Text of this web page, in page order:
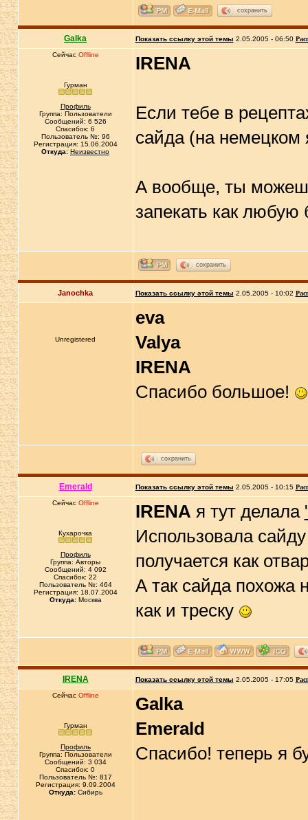
сохранить
Galka Показать ссылку этой темы 2.05.2005 - 06:50
Сейчас Offline
Гурман
Профиль
Группа: Пользователи
Сообщений: 6 526
Спасибок: 6
Пользователь №: 96
Регистрация: 15.06.2004
Откуда: Неизвестно
IRENA
Если тебе в
сайда (на немецком
А вообще, ты
запекать как
сохранить
Janochka Показать ссылку этой темы 2.05.2005 - 10:02
Unregistered
eva
Valya
IRENA
Спасибо большое!
сохранить
Emerald Показать ссылку этой темы 2.05.2005 - 10:15
Сейчас Offline
Кухарочка
Профиль
Группа: Авторы
Сообщений: 4 092
Спасибок: 22
Пользователь №: 464
Регистрация: 18.07.2004
Откуда:Москва
IRENA я тут делала
Использовала
получается как
А так сайда похожа
как и треску
IRENA Показать ссылку этой темы 2.05.2005 - 17:05
Сейчас Offline
Гурман
Профиль
Группа: Пользователи
Сообщений: 3 034
Спасибок: 0
Пользователь №: 817
Регистрация: 9.09.2004
Откуда:Сибирь
Galka
Emerald
Спасибо! теперь я